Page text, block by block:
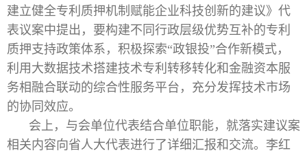
建立健全专利质押机制赋能企业科技创新的建议》代
表议案中提出，要构建不同行政层级优势互补的专利
质押支持政策体系，积极探索“政银投”合作新模式，
利用大数据技术搭建技术专利转移转化和金融资本服
务相融合联动的综合性服务平台，充分发挥技术市场
的协同效应。
会上，与会单位代表结合单位职能，就落实建议案
相关内容向省人大代表进行了详细汇报和交流。李红